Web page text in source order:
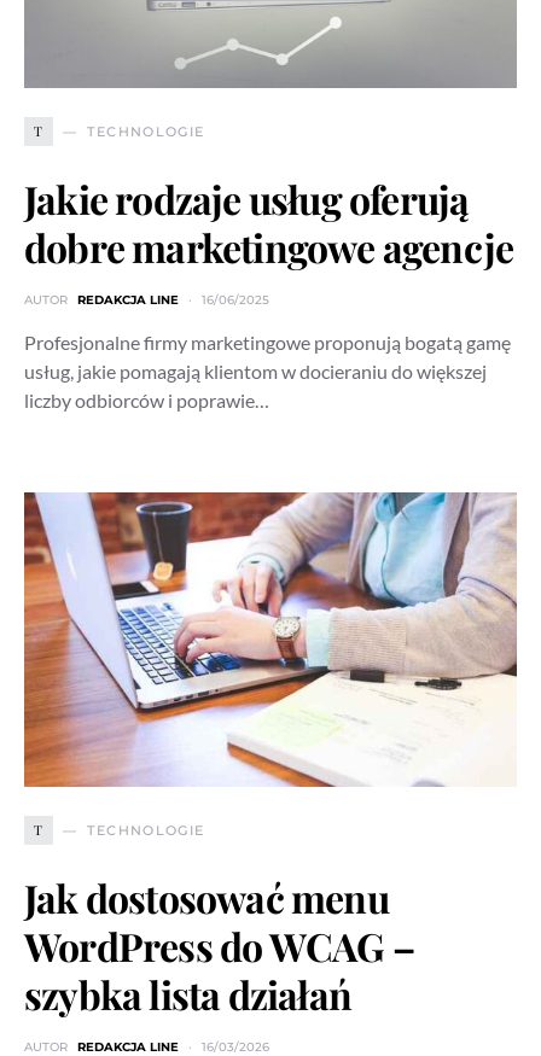
T TECHNOLOGIE
Jakie rodzaje usług oferują
dobre marketingowe agencje
AUTOR REDAKCJA LINE 16/06/2025
Profesjonalne firmy marketingowe proponują bogatą gamę
usług, jakie pomagają klientom w docieraniu do większej
liczby odbiorców i poprawie…
T TECHNOLOGIE
Jak dostosować menu
WordPress do WCAG –
szybka lista działań
AUTOR REDAKCJA LINE 16/03/2026